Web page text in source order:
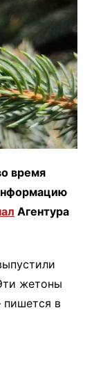
время
Агентура
жетоны
пишется в